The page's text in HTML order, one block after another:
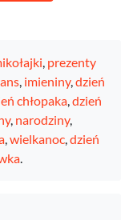
, prezenty
, imieniny,dzień
chłopaka,dzień
, narodziny,
,wielkanoc,dzień
.